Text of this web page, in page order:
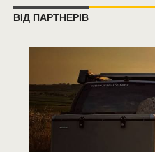
ВІД ПАРТНЕРІВ